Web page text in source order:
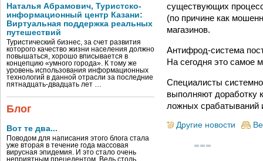
Наталья Абрамович, Туристско-
информационный центр Казани:
Виртуальная поддержка реальных
путешествий
Туристический бизнес, за счет развития
которого качество жизни населения должно
повышаться, хорошо вписывается в
концепцию «умного города». К тому же
уровень использования информационных
технологий в данной отрасли за последние
пятнадцать-двадцать лет …
Блог
Вот те два...
Поводом для написания этого блога стала
уже вторая в течение года массовая
вирусная эпидемия. И это стало очень
неприятным прецедентом. Ведь столь
существующих
(по причине как
магазинов.
Антифрод-система
На сегодня это самое
Специалисты
выполняют доработку
ложных срабатываний
Другие новости